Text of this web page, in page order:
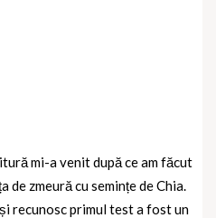
mi-a venit după ce am făcut
de zmeură cu semințe de Chia.
recunosc primul test a fost un